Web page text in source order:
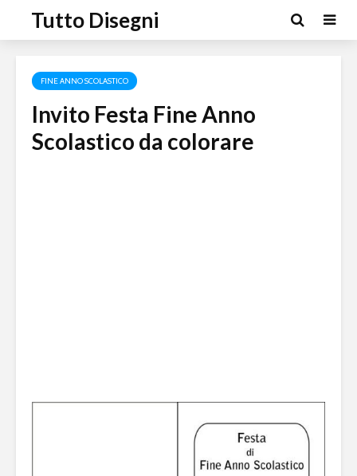
Tutto Disegni
FINE ANNO SCOLASTICO
Invito Festa Fine Anno
Scolastico da colorare